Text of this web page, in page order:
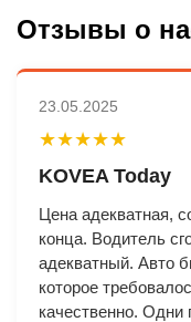
Отзывы о
23.05.2025
★★★★★
KOVEA Today
Цена адекватная,
конца. Водитель
адекватный. Авто
которое
качественно.